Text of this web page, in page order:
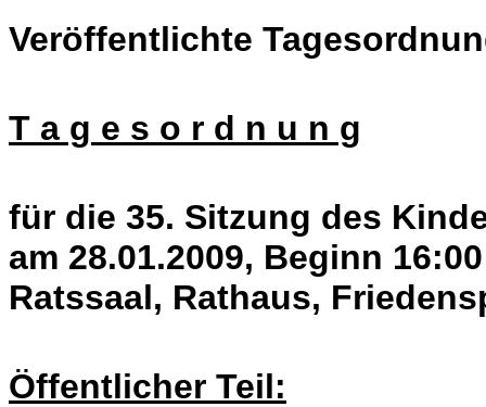
Veröffentlichte
T a g e s o r d n u n g
für die 35. Sitzung des
am 28.01.2009, Beginn
Ratssaal, Rathaus,
Öffentlicher Teil: